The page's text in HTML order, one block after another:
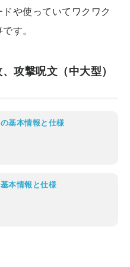
や使っていてワクワク
す。
攻撃呪文（中大型）
基本情報と仕様
本情報と仕様